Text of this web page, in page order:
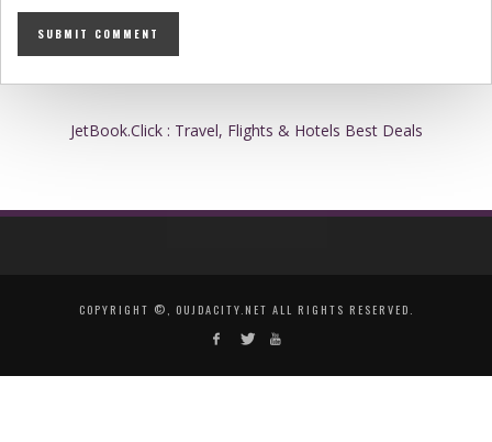
JetBook.Click : Travel, Flights & Hotels Best Deals
COPYRIGHT ©, OUJDACITY.NET ALL RIGHTS RESERVED.